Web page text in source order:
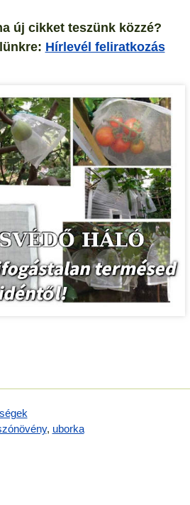
új cikket teszünk közzé?
Hírlevél feliratkozás
, uborka